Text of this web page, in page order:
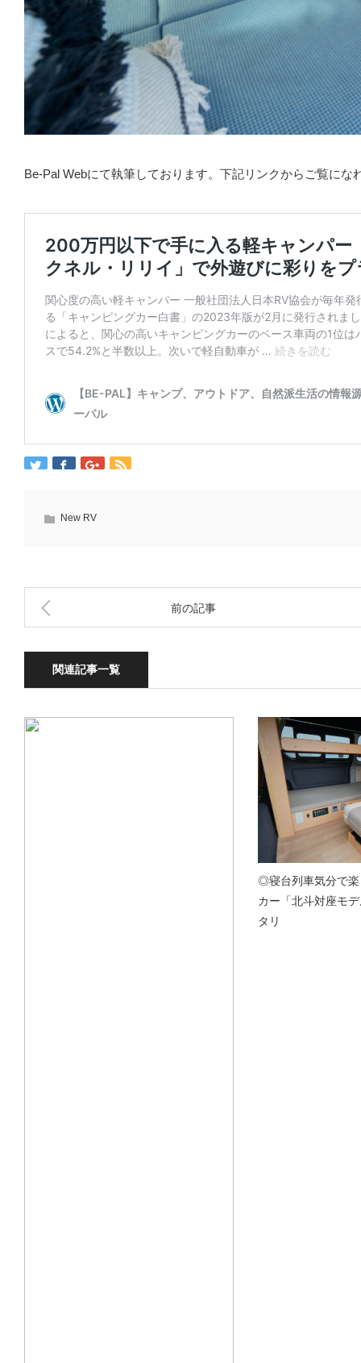
Be-Pal Webにて執筆しております。下記リンクからご覧にな
New RV
前の記事
関連記事一覧
◎寝台列車気分で
カー「北斗対座モ
タリ